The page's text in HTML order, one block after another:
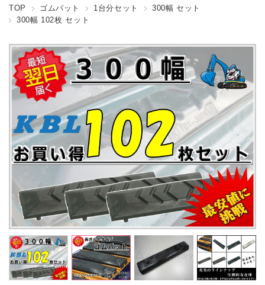
TOP ゴムパット 1台分セット
300幅 セット
300幅 102枚 セット